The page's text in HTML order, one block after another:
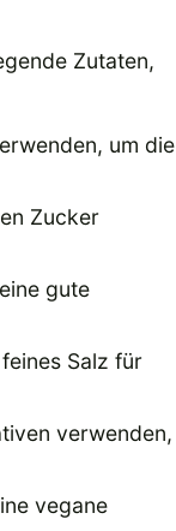
Zutaten,
um die
Zucker
gute
Salz für
verwenden,
vegane